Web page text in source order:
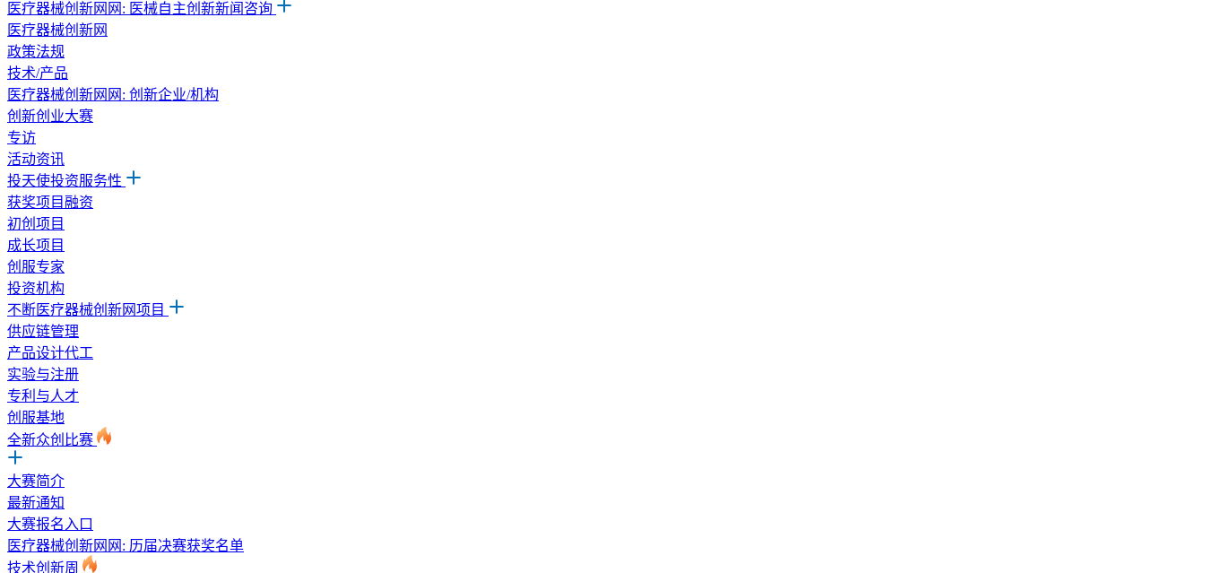
医疗器械创新网网: 医械自主创新新闻咨询
医疗器械创新网
政策法规
技术/产品
医疗器械创新网网: 创新企业/机构
创新创业大赛
专访
活动资讯
投天使投资服务性
获奖项目融资
初创项目
成长项目
创服专家
投资机构
不断医疗器械创新网项目
供应链管理
产品设计代工
实验与注册
专利与人才
创服基地
全新众创比赛
大赛简介
最新通知
大赛报名入口
医疗器械创新网网: 历届决赛获奖名单
技术创新周